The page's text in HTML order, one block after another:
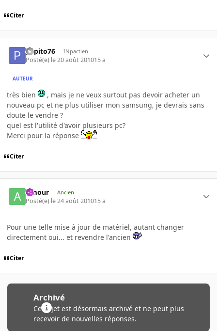
Citer
pepito76 INpactien
Posté(e) le 20 août 201015 a
AUTEUR
très bien
, mais je ne veux surtout pas devoir acheter un
nouveau pc et ne plus utiliser mon samsung, je devrais sans
doute le vendre ?
quel est l'utilité d'avoir plusieurs pc?
Merci pour la réponse
Citer
Amour Ancien
Posté(e) le 24 août 201015 a
Pour une telle mise à jour de matériel, autant changer
directement oui... et revendre l'ancien
Citer
Archivé
Ce sujet est désormais archivé et ne peut plus
recevoir de nouvelles réponses.